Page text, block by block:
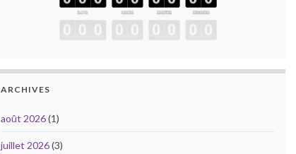
ARCHIVES
août 2026(1)
juillet 2026(3)